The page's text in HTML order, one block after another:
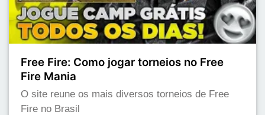
Free Fire: Como jogar torneios no Free
Fire Mania
O site reune os mais diversos torneios de Free
Fire no Brasil